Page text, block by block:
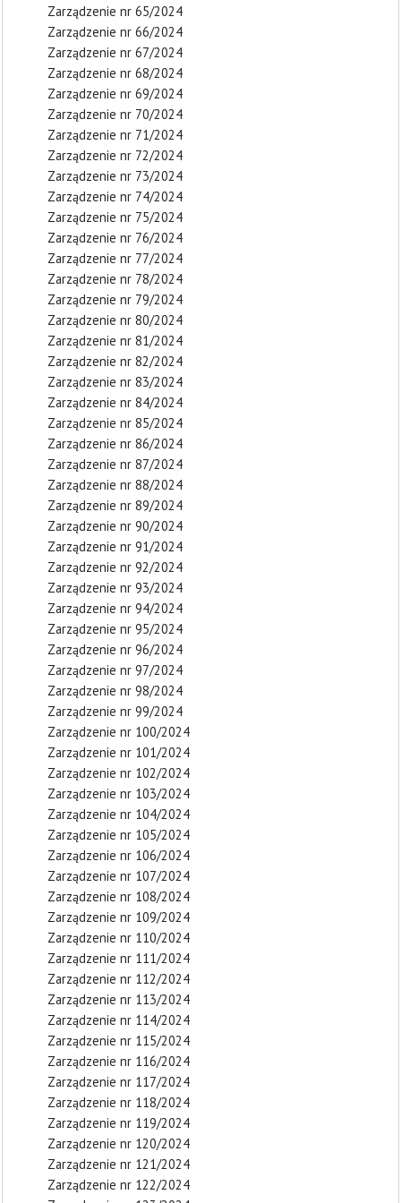
Zarządzenie nr 65/2024
Zarządzenie nr 66/2024
Zarządzenie nr 67/2024
Zarządzenie nr 68/2024
Zarządzenie nr 69/2024
Zarządzenie nr 70/2024
Zarządzenie nr 71/2024
Zarządzenie nr 72/2024
Zarządzenie nr 73/2024
Zarządzenie nr 74/2024
Zarządzenie nr 75/2024
Zarządzenie nr 76/2024
Zarządzenie nr 77/2024
Zarządzenie nr 78/2024
Zarządzenie nr 79/2024
Zarządzenie nr 80/2024
Zarządzenie nr 81/2024
Zarządzenie nr 82/2024
Zarządzenie nr 83/2024
Zarządzenie nr 84/2024
Zarządzenie nr 85/2024
Zarządzenie nr 86/2024
Zarządzenie nr 87/2024
Zarządzenie nr 88/2024
Zarządzenie nr 89/2024
Zarządzenie nr 90/2024
Zarządzenie nr 91/2024
Zarządzenie nr 92/2024
Zarządzenie nr 93/2024
Zarządzenie nr 94/2024
Zarządzenie nr 95/2024
Zarządzenie nr 96/2024
Zarządzenie nr 97/2024
Zarządzenie nr 98/2024
Zarządzenie nr 99/2024
Zarządzenie nr 100/2024
Zarządzenie nr 101/2024
Zarządzenie nr 102/2024
Zarządzenie nr 103/2024
Zarządzenie nr 104/2024
Zarządzenie nr 105/2024
Zarządzenie nr 106/2024
Zarządzenie nr 107/2024
Zarządzenie nr 108/2024
Zarządzenie nr 109/2024
Zarządzenie nr 110/2024
Zarządzenie nr 111/2024
Zarządzenie nr 112/2024
Zarządzenie nr 113/2024
Zarządzenie nr 114/2024
Zarządzenie nr 115/2024
Zarządzenie nr 116/2024
Zarządzenie nr 117/2024
Zarządzenie nr 118/2024
Zarządzenie nr 119/2024
Zarządzenie nr 120/2024
Zarządzenie nr 121/2024
Zarządzenie nr 122/2024